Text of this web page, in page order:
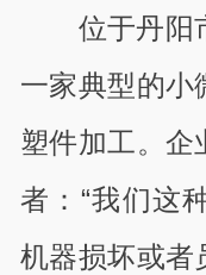
位于丹阳
一家典型的小
塑件加工。企
者：“我们这
机器损坏或者